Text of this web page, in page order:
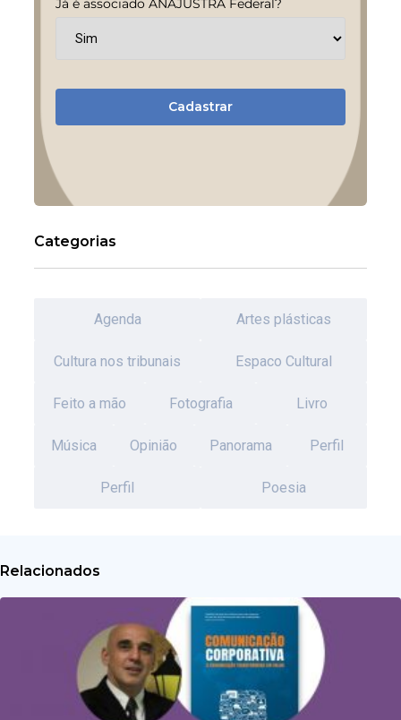
Já é associado ANAJUSTRA Federal?
Cadastrar
Categorias
Agenda Artes plásticas
Cultura nos tribunais Espaco Cultural
Feito a mão Fotografia Livro
Música Opinião Panorama Perfil
Perfil Poesia
Relacionados